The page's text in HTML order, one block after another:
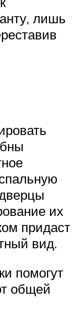
лишь
их
придаст
вид.
помогут
общей